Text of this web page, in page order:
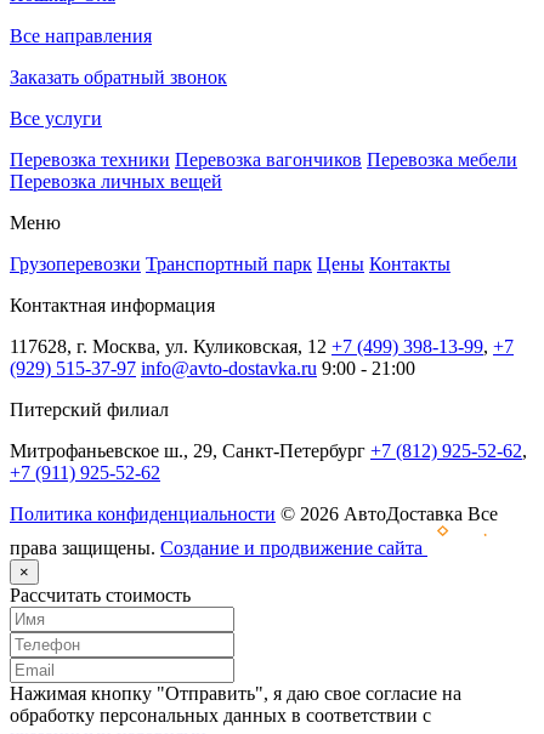
Все направления
Заказать обратный звонок
Все услуги
Перевозка техники Перевозка вагончиков Перевозка мебели
Перевозка личных вещей
Меню
Грузоперевозки Транспортный парк Цены Контакты
Контактная информация
117628, г. Москва, ул. Куликовская, 12 +7 (499) 398-13-99, +7
(929) 515-37-97 info@avto-dostavka.ru 9:00 - 21:00
Питерский филиал
Митрофаньевское ш., 29, Санкт-Петербург +7 (812) 925-52-62,
+7 (911) 925-52-62
Политика конфиденциальности © 2026 АвтоДоставка Все
права защищены. Создание и продвижение сайта
×
Рассчитать стоимость
Нажимая кнопку "Отправить", я даю свое согласие на
обработку персональных данных в соответствии с